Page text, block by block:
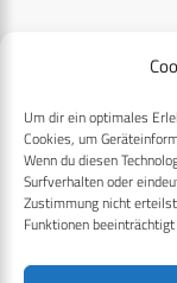
Um dir ein optimales
Cookies, um
Wenn du diesen
Surfverhalten oder
Zustimmung nicht
Funktionen
Cookie-